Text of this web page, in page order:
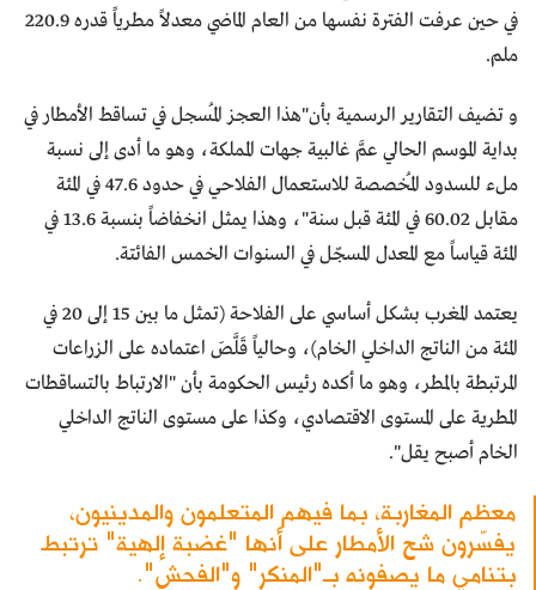
في حين عرفت الفترة نفسها من العام الماضي معدلاً مطرياً قدره 220.9
ملم.
و تضيف التقارير الرسمية بأن"هذا العجز المُسجل في تساقط الأمطار في
بداية الموسم الحالي عمَّ غالبية جهات المملكة، وهو ما أدى إلى نسبة
ملء للسدود المُخصصة للاستعمال الفلاحي في حدود 47.6 في المئة
مقابل 60.02 في المئة قبل سنة"، وهذا يمثل انخفاضاً بنسبة 13.6 في
المئة قياساً مع المعدل المسجّل في السنوات الخمس الفائتة.
يعتمد المغرب بشكل أساسي على الفلاحة (تمثل ما بين 15 إلى 20 في
المئة من الناتج الداخلي الخام)، وحالياً قَلَّصَ اعتماده على الزراعات
المرتبطة بالمطر، وهو ما أكده رئيس الحكومة بأن "الارتباط بالتساقطات
المطرية على المستوى الاقتصادي، وكذا على مستوى الناتج الداخلي
الخام أصبح يقل".
معظم المغاربة، بما فيهم المتعلمون والمدينيون،
يفسّرون شح الأمطار على أنها "غضبة إلهية" ترتبط
بتنامي ما يصفونه بـ"المنكر" و"الفحش".